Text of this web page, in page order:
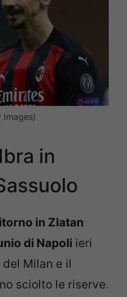
Images)
in
in Zlatan
di Napoli ieri
Milan e il
sciolto le riserve.